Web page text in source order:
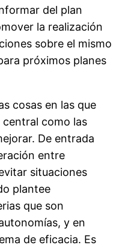
del plan
la realización
sobre el mismo
próximos planes
cosas en las que
como las
De entrada
entre
situaciones
plantee
que son
y en
de eficacia. Es